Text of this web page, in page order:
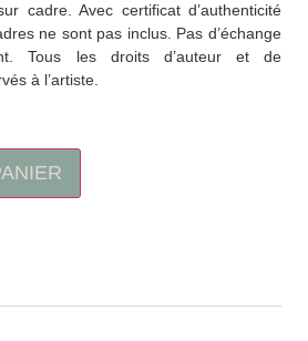
cadre. Avec certificat d’authenticité
ne sont pas inclus. Pas d’échange
Tous les droits d’auteur et de
à l’artiste.